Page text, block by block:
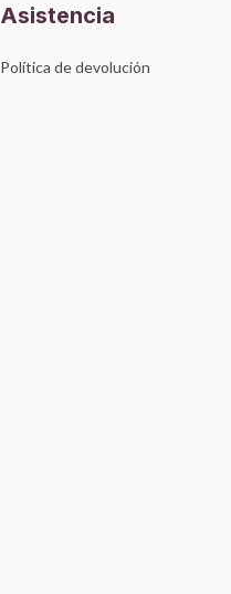
Asistencia
Política de devolución